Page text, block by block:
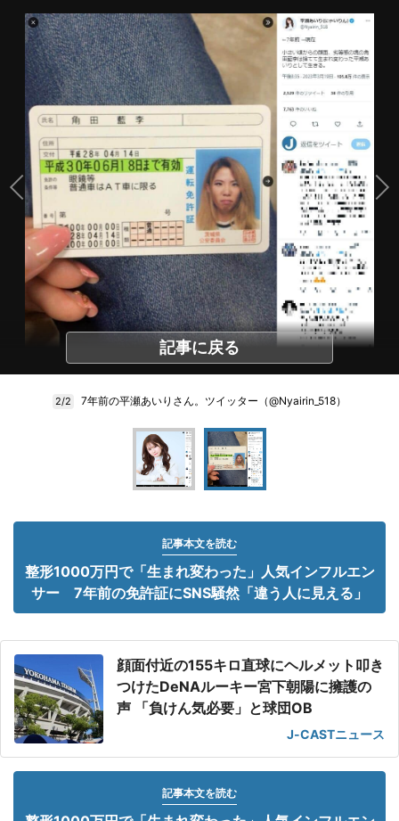
記事に戻る
2/2 7年前の平瀬あいりさん。ツイッター（@Nyairin_518）
記事本文を読む
整形1000万円で「生まれ変わった」人気インフルエン
サー 7年前の免許証にSNS騒然「違う人に見える」
顔面付近の155キロ直球にヘルメット叩き
つけたDeNAルーキー宮下朝陽に擁護の
声 「負けん気必要」と球団OB
J-CASTニュース
記事本文を読む